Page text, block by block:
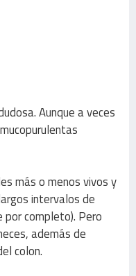
Aunque a veces
más o menos vivos y
intervalos de
completo). Pero
además de
colon.